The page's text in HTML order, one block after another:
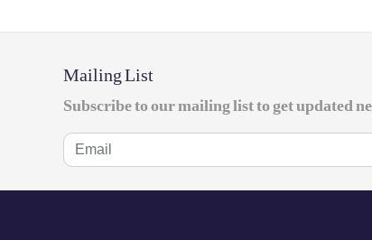
Mailing List
Subscribe to our mailing list to get updated